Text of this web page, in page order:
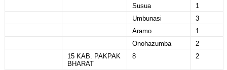
Susua
1
Umbunasi
3
Aramo
1
Onohazumba
2
15 KAB. PAKPAK
BHARAT
8 2